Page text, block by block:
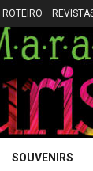
ROTEIRO
SOUVENIRS